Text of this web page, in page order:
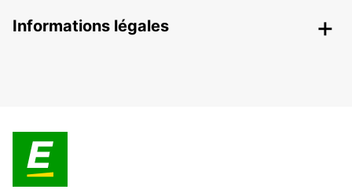
Informations légales